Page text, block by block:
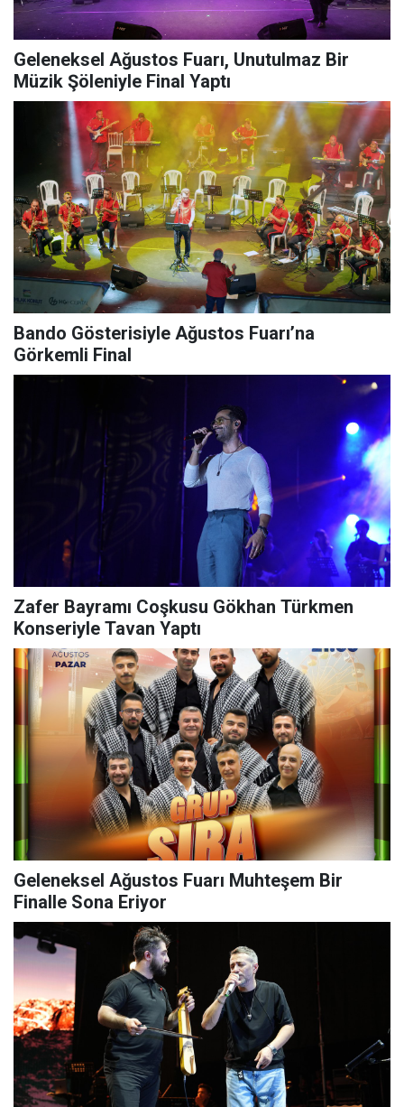
Geleneksel Ağustos Fuarı, Unutulmaz Bir
Müzik Şöleniyle Final Yaptı
Bando Gösterisiyle Ağustos Fuarı’na
Görkemli Final
Zafer Bayramı Coşkusu Gökhan Türkmen
Konseriyle Tavan Yaptı
Geleneksel Ağustos Fuarı Muhteşem Bir
Finalle Sona Eriyor